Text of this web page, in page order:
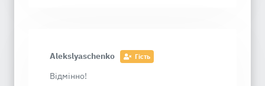
Alekslyaschenko Гість
Відмінно!